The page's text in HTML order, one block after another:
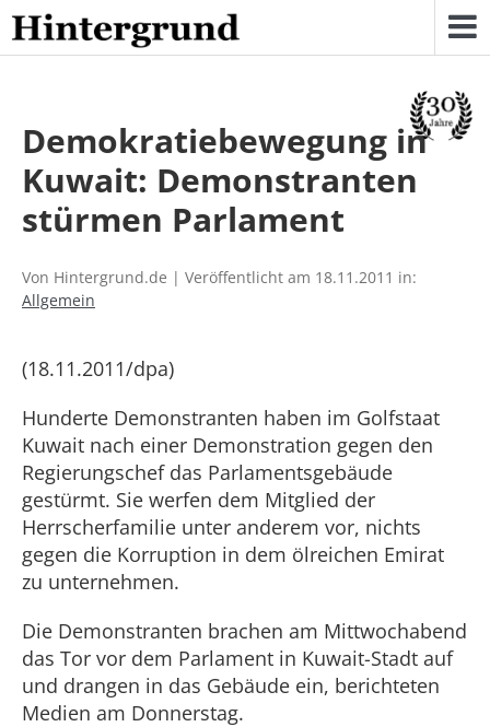
Skip
to
content
Demokratiebewegung in
Kuwait: Demonstranten
stürmen Parlament
Von Hintergrund.de | Veröffentlicht am 18.11.2011 in:
Allgemein
(18.11.2011/dpa)
Hunderte Demonstranten haben im Golfstaat
Kuwait nach einer Demonstration gegen den
Regierungschef das Parlamentsgebäude
gestürmt. Sie werfen dem Mitglied der
Herrscherfamilie unter anderem vor, nichts
gegen die Korruption in dem ölreichen Emirat
zu unternehmen.
Die Demonstranten brachen am Mittwochabend
das Tor vor dem Parlament in Kuwait-Stadt auf
und drangen in das Gebäude ein, berichteten
Medien am Donnerstag.